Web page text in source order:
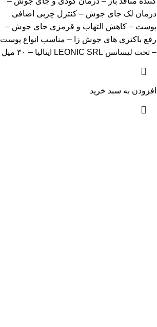
درمان لک جای جوش – کنترل چربی اضافی
پوست – کاهش التهاب و قرمزی جای جوش –
رفع باکتری های جوش زا – مناسب انواع پوست
– تحت لیسانس LEONIC SRL ایتالیا – ۳۰ میل
افزودن به سبد خرید